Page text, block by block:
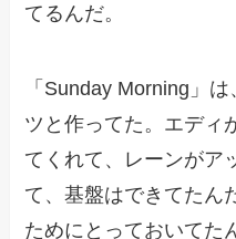
てるんだ。
「Sunday Morning」
ツと作ってた。エディ
てくれて、レーンがア
て、基盤はできてたん
ためにとっておいてた